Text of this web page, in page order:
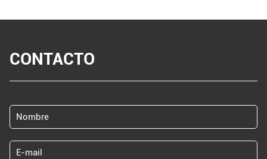
CONTACTO